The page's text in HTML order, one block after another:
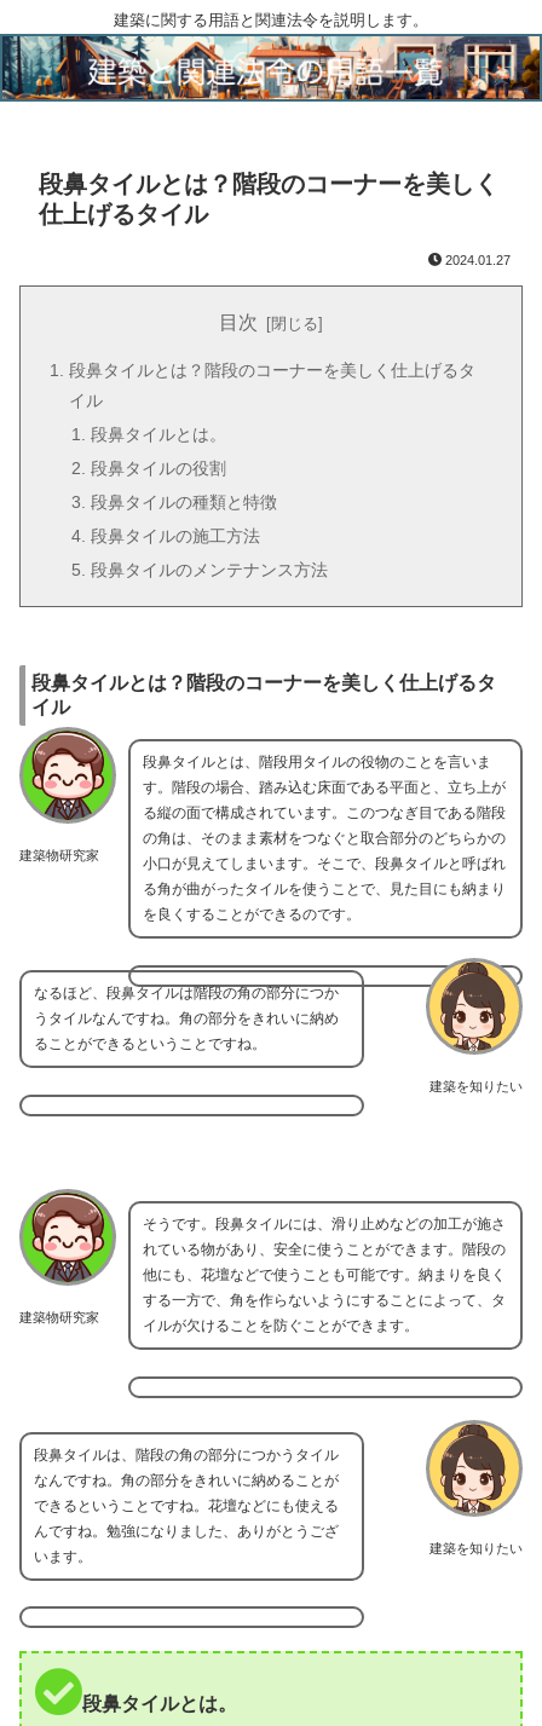
建築に関する用語と関連法令を説明します。
段鼻タイルとは？階段のコーナーを美しく
仕上げるタイル
2024.01.27
目次
段鼻タイルとは？階段のコーナーを美しく仕上げるタ
イル
段鼻タイルとは。
段鼻タイルの役割
段鼻タイルの種類と特徴
段鼻タイルの施工方法
段鼻タイルのメンテナンス方法
段鼻タイルとは？階段のコーナーを美しく仕上げるタ
イル
建築物研究家
段鼻タイルとは、階段用タイルの役物のことを言いま
す。階段の場合、踏み込む床面である平面と、立ち上が
る縦の面で構成されています。このつなぎ目である階段
の角は、そのまま素材をつなぐと取合部分のどちらかの
小口が見えてしまいます。そこで、段鼻タイルと呼ばれ
る角が曲がったタイルを使うことで、見た目にも納まり
を良くすることができるのです。
建築を知りたい
なるほど、段鼻タイルは階段の角の部分につか
うタイルなんですね。角の部分をきれいに納め
ることができるということですね。
建築物研究家
そうです。段鼻タイルには、滑り止めなどの加工が施さ
れている物があり、安全に使うことができます。階段の
他にも、花壇などで使うことも可能です。納まりを良く
する一方で、角を作らないようにすることによって、タ
イルが欠けることを防ぐことができます。
建築を知りたい
段鼻タイルは、階段の角の部分につかうタイル
なんですね。角の部分をきれいに納めることが
できるということですね。花壇などにも使える
んですね。勉強になりました、ありがとうござ
います。
段鼻タイルとは。